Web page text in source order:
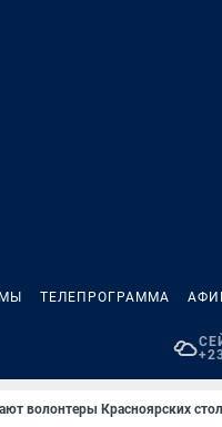
ТЕЛЕПРОГРАММА
волонтеры Красноярских